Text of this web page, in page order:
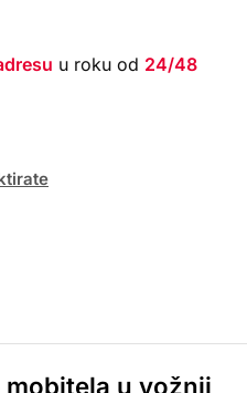
u roku od 24/48
u vožnji